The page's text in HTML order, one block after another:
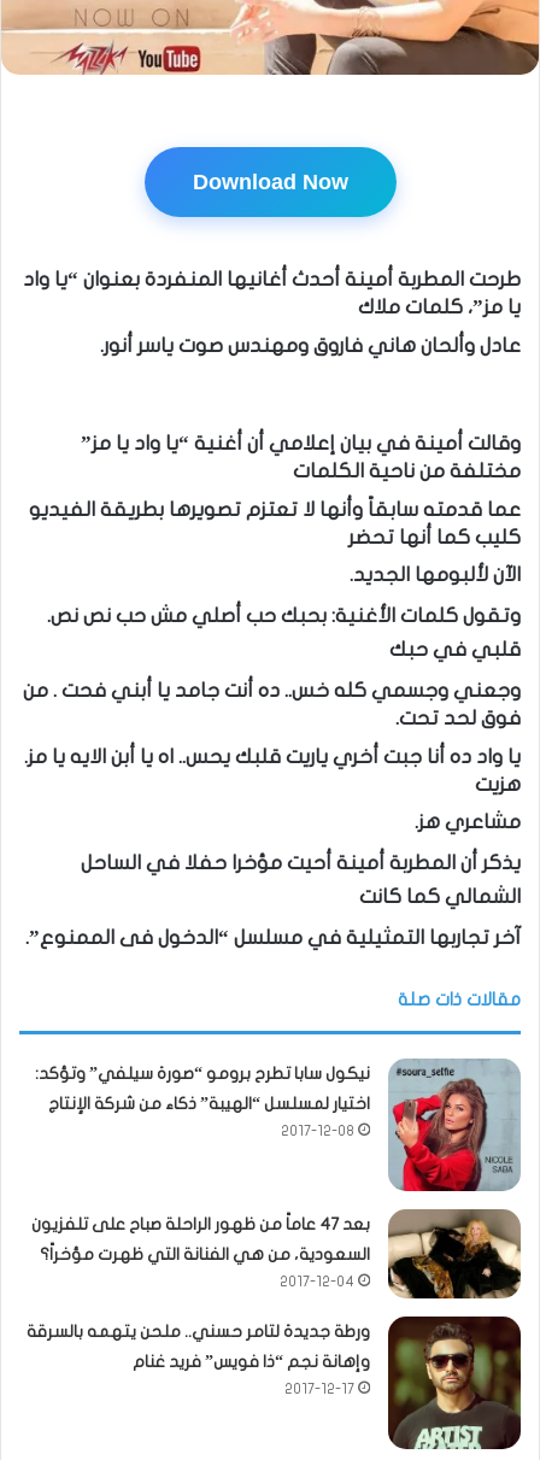
Download Now
طرحت المطربة أمينة أحدث أغانيها المنفردة بعنوان “يا واد
يا مز”، كلمات ملاك
عادل وألحان هاني فاروق ومهندس صوت ياسر أنور.
وقالت أمينة في بيان إعلامي أن أغنية “يا واد يا مز”
مختلفة من ناحية الكلمات
عما قدمته سابقاً وأنها لا تعتزم تصويرها بطريقة الفيديو
كليب كما أنها تحضر
الآن لألبومها الجديد.
وتقول كلمات الأغنية: بحبك حب أصلي مش حب نص نص.
قلبي في حبك
وجعني وجسمي كله خس.. ده أنت جامد يا أبني فحت . من
فوق لحد تحت.
يا واد ده أنا جبت أخري ياريت قلبك يحس.. اه يا أبن الايه يا مز.
هزيت
مشاعري هز.
يذكر أن المطربة أمينة أحيت مؤخرا حفلا في الساحل
الشمالي كما كانت
آخر تجاربها التمثيلية في مسلسل “الدخول فى الممنوع”.
مقالات ذات صلة
نيكول سابا تطرح برومو “صورة سيلفي” وتؤكد:
اختيار لمسلسل “الهيبة” ذكاء من شركة الإنتاج
2017-12-08
بعد 47 عاماً من ظهور الراحلة صباح على تلفزيون
السعودية، من هي الفنانة التي ظهرت مؤخراً؟
2017-12-04
ورطة جديدة لتامر حسني.. ملحن يتهمه بالسرقة
وإهانة نجم “ذا فويس” فريد غنام
2017-12-17